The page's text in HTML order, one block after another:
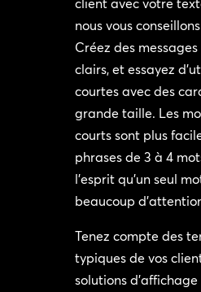
nous vous
Créez des
clairs, et essayez
courtes avec des
grande taille. Les
courts sont plus
phrases de 3 à 4
l’esprit qu’un seul
beaucoup
Tenez compte des
typiques de vos
solutions